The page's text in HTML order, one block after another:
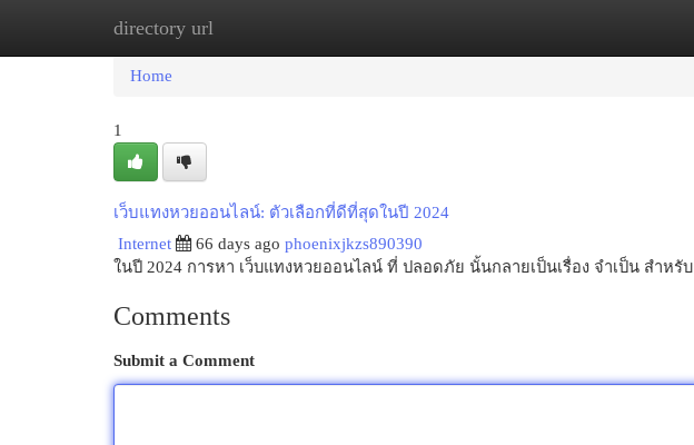
directory url
Home
Home
1
เว็บแทงหวยออนไลน์: ตัวเลือกที่ดีที่สุดในปี 2024
Internet
66 days ago phoenixjkzs890390
ในปี 2024 การหา เว็บแทงหวยออนไลน์ ที่ ปลอดภัย นั้นกลายเป็นเรื่อง จำเป็น สำหรับ
Comments
Submit a Comment